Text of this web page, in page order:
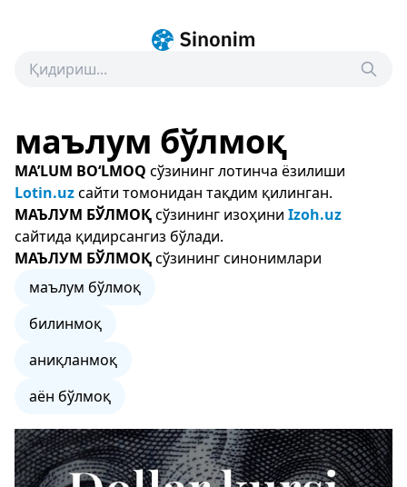
маълум бўлмоқ
MA’LUM BO‘LMOQ сўзининг лотинча ёзилиши
Lotin.uzсайти томонидан тақдим қилинган.
МАЪЛУМ БЎЛМОҚсўзининг изоҳини Izoh.uz
сайтида қидирсангиз бўлади.
МАЪЛУМ БЎЛМОҚсўзининг синонимлари
маълум бўлмоқ
билинмоқ
аниқланмоқ
аён бўлмоқ